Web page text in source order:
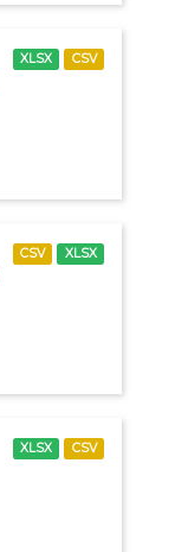
XLSX CSV
CSV XLSX
XLSX CSV